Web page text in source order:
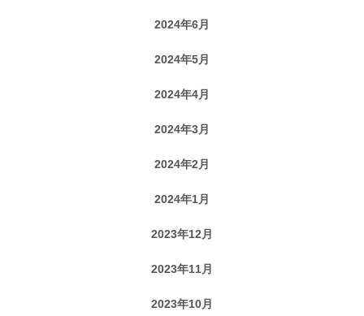
2024年6月
2024年5月
2024年4月
2024年3月
2024年2月
2024年1月
2023年12月
2023年11月
2023年10月